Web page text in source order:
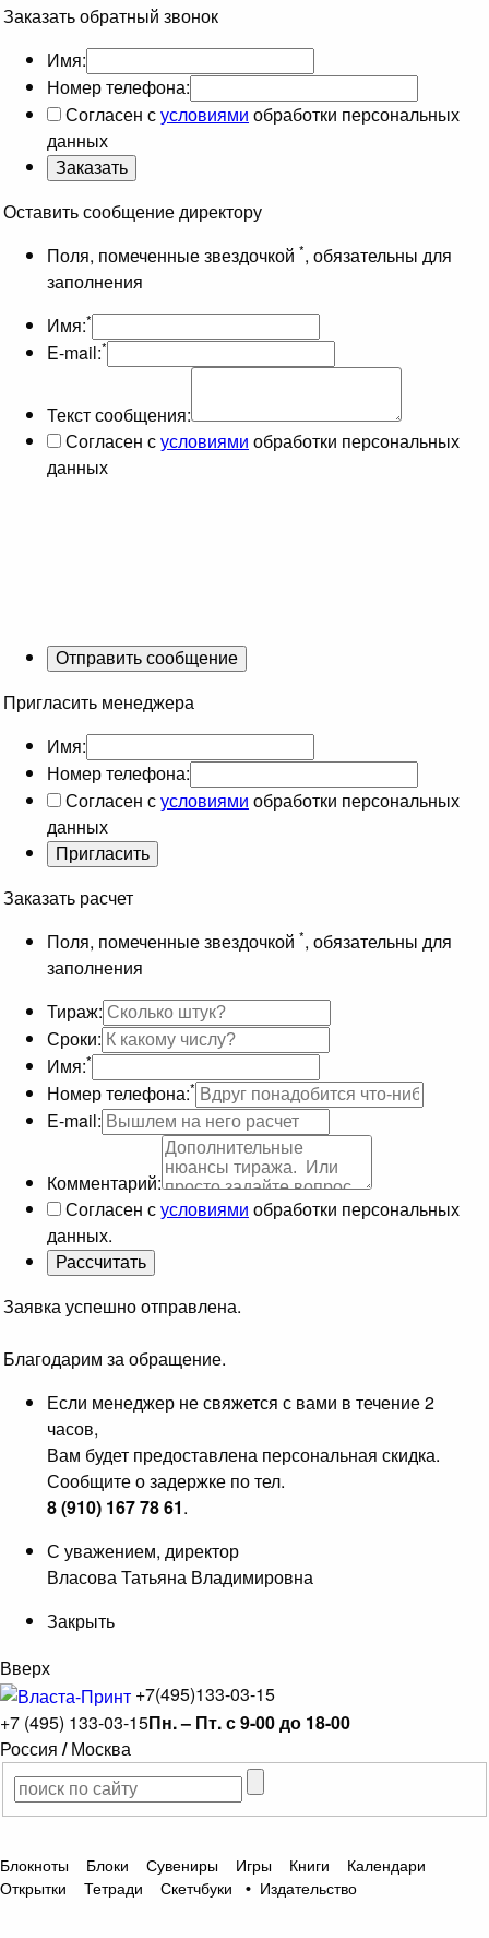
Заказать обратный звонок
Имя:
Номер телефона:
Согласен сусловиями обработки персональных
данных
Оставить сообщение директору
Поля, помеченные звездочкой *, обязательны для
заполнения
Имя:*
E-mail:*
Текст сообщения:
Согласен сусловиями обработки персональных
данных
Пригласить менеджера
Имя:
Номер телефона:
Согласен сусловиями обработки персональных
данных
Заказать расчет
Поля, помеченные звездочкой *, обязательны для
заполнения
Тираж:
Сроки:
Имя:*
Номер телефона:*
E-mail:
Комментарий:
Согласен сусловиями обработки персональных
данных.
Заявка успешно отправлена.
Благодарим за обращение.
Если менеджер не свяжется с вами в течение 2
часов,
Вам будет предоставлена персональная скидка.
Сообщите о задержке по тел.
8 (910) 167 78 61.
С уважением, директор
Власова Татьяна Владимировна
Закрыть
Вверх
+7(495)133-03-15
+7 (495) 133-03-15Пн. – Пт. с 9-00 до 18-00
Россия / Москва
Блокноты Блоки Сувениры Игры Книги
Календари
Открытки
Тетради Скетчбуки • Издательство